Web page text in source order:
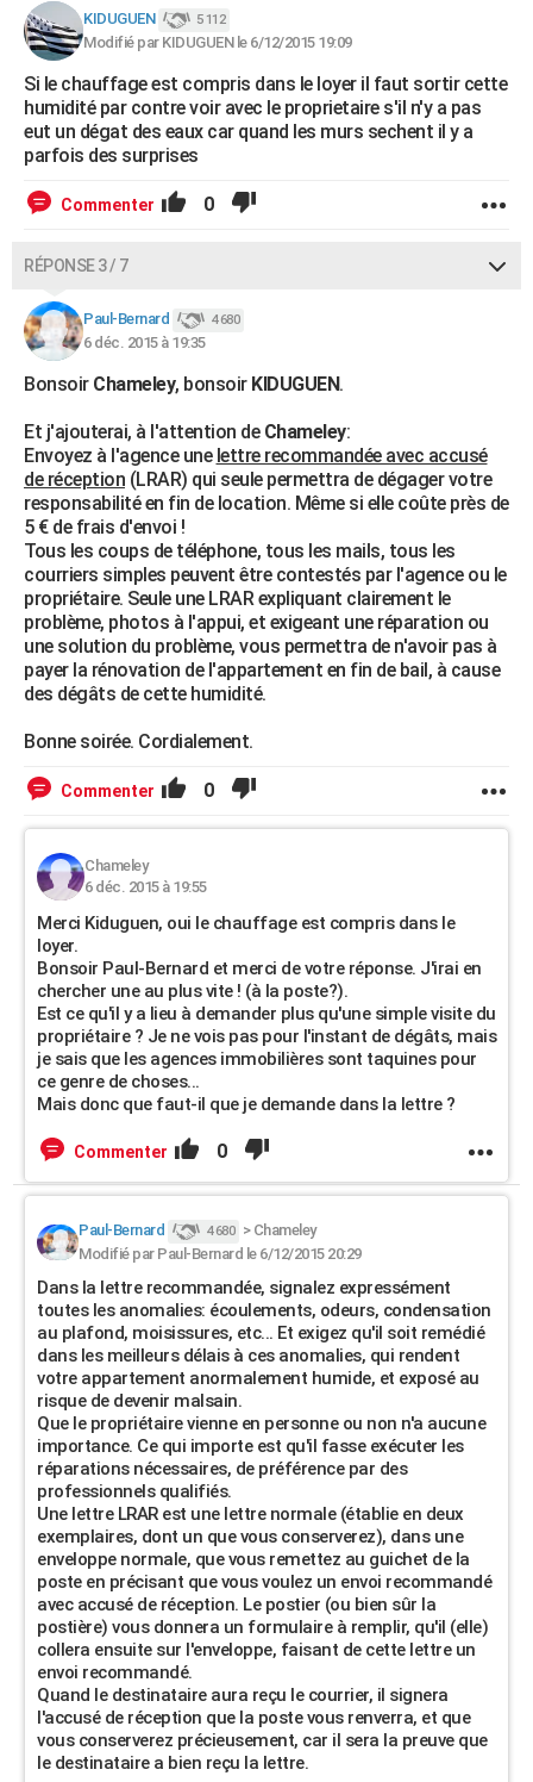
KIDUGUEN 5 112
Modifié par KIDUGUEN le 6/12/2015 19:09
Si le chauffage est compris dans le loyer il faut sortir cette
humidité par contre voir avec le proprietaire s'il n'y a pas
eut un dégat des eaux car quand les murs sechent il y a
parfois des surprises
Commenter 0
RÉPONSE 3 / 7
Paul-Bernard 4 680
6 déc. 2015 à 19:35
Bonsoir Chameley, bonsoir KIDUGUEN.
Et j'ajouterai, à l'attention de Chameley:
Envoyez à l'agence une lettre recommandée avec accusé
de réception (LRAR) qui seule permettra de dégager votre
responsabilité en fin de location. Même si elle coûte près de
5 € de frais d'envoi !
Tous les coups de téléphone, tous les mails, tous les
courriers simples peuvent être contestés par l'agence ou le
propriétaire. Seule une LRAR expliquant clairement le
problème, photos à l'appui, et exigeant une réparation ou
une solution du problème, vous permettra de n'avoir pas à
payer la rénovation de l'appartement en fin de bail, à cause
des dégâts de cette humidité.
Bonne soirée. Cordialement.
Commenter 0
Chameley
6 déc. 2015 à 19:55
Merci Kiduguen, oui le chauffage est compris dans le
loyer.
Bonsoir Paul-Bernard et merci de votre réponse. J'irai en
chercher une au plus vite ! (à la poste?).
Est ce qu'il y a lieu à demander plus qu'une simple visite du
propriétaire ? Je ne vois pas pour l'instant de dégâts, mais
je sais que les agences immobilières sont taquines pour
ce genre de choses...
Mais donc que faut-il que je demande dans la lettre ?
Commenter 0
Paul-Bernard 4 680 > Chameley
Modifié par Paul-Bernard le 6/12/2015 20:29
Dans la lettre recommandée, signalez expressément
toutes les anomalies: écoulements, odeurs, condensation
au plafond, moisissures, etc... Et exigez qu'il soit remédié
dans les meilleurs délais à ces anomalies, qui rendent
votre appartement anormalement humide, et exposé au
risque de devenir malsain.
Que le propriétaire vienne en personne ou non n'a aucune
importance. Ce qui importe est qu'il fasse exécuter les
réparations nécessaires, de préférence par des
professionnels qualifiés.
Une lettre LRAR est une lettre normale (établie en deux
exemplaires, dont un que vous conserverez), dans une
enveloppe normale, que vous remettez au guichet de la
poste en précisant que vous voulez un envoi recommandé
avec accusé de réception. Le postier (ou bien sûr la
postière) vous donnera un formulaire à remplir, qu'il (elle)
collera ensuite sur l'enveloppe, faisant de cette lettre un
envoi recommandé.
Quand le destinataire aura reçu le courrier, il signera
l'accusé de réception que la poste vous renverra, et que
vous conserverez précieusement, car il sera la preuve que
le destinataire a bien reçu la lettre.